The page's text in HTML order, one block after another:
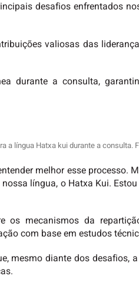
desafios enfrentados
valiosas das
durante a consulta,
a língua Hatxa kui durante a consulta.
melhor esse processo.
língua, o Hatxa Kui.
mecanismos da
com base em estudos
mesmo diante dos